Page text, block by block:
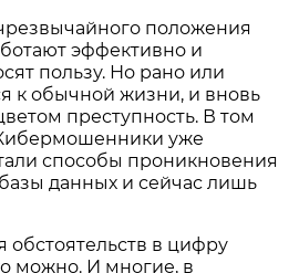
положения
эффективно и
пользу. Но рано или
к обычной жизни, и вновь
преступность. В том
уже
способы проникновения
данных и сейчас лишь
в цифру
можно. И многие, в